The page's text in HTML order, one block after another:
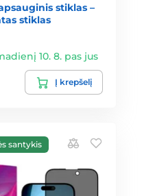
stiklas –
stiklas
10. 8. pas jus
Į krepšelį
santykis